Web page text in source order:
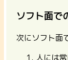
ソフト面で
次にソフト面
人には